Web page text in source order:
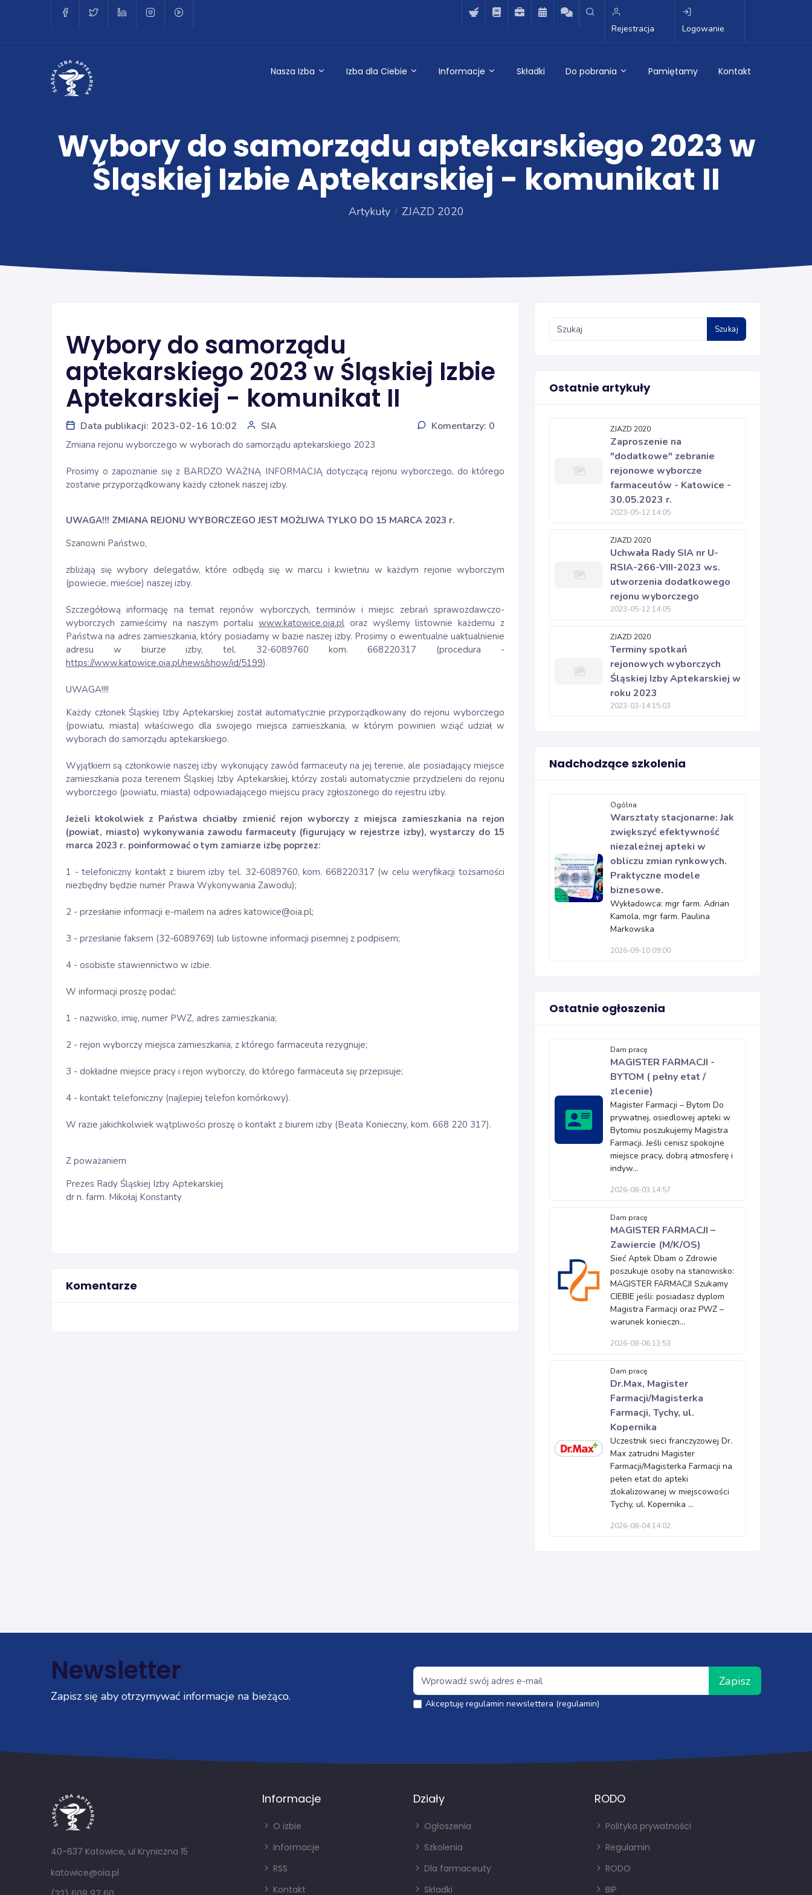
Rejestracja Logowanie
Nasza Izba Izba dla Ciebie Informacje Składki Do pobrania Pamiętamy Kontakt
Wybory do samorządu aptekarskiego 2023 w
Śląskiej Izbie Aptekarskiej - komunikat II
Artykuły ZJAZD 2020
Wybory do samorządu
aptekarskiego 2023 w Śląskiej Izbie
Aptekarskiej - komunikat II
Data publikacji: 2023-02-16 10:02 SIA Komentarzy: 0
Zmiana rejonu wyborczego w wyborach do samorządu aptekarskiego 2023
Prosimy o zapoznanie się z BARDZO WAŻNĄ INFORMACJĄ dotyczącą rejonu wyborczego, do którego
zostanie przyporządkowany każdy członek naszej izby.
UWAGA!!! ZMIANA REJONU WYBORCZEGO JEST MOŻLIWA TYLKO DO 15 MARCA 2023 r.
Szanowni Państwo,
zbliżają się wybory delegatów, które odbędą się w marcu i kwietniu w każdym rejonie wyborczym
(powiecie, mieście) naszej izby.
Szczegółową informację na temat rejonów wyborczych, terminów i miejsc zebrań sprawozdawczo-
wyborczych zamieścimy na naszym portalu www.katowice.oia.pl oraz wyślemy listownie każdemu z
Państwa na adres zamieszkania, który posiadamy w bazie naszej izby. Prosimy o ewentualne uaktualnienie
adresu w biurze izby, tel. 32-6089760 kom. 668220317 (procedura -
https://www.katowice.oia.pl/news/show/id/5199).
UWAGA!!!!
Każdy członek Śląskiej Izby Aptekarskiej został automatycznie przyporządkowany do rejonu wyborczego
(powiatu, miasta) właściwego dla swojego miejsca zamieszkania, w którym powinien wziąć udział w
wyborach do samorządu aptekarskiego.
Wyjątkiem są członkowie naszej izby wykonujący zawód farmaceuty na jej terenie, ale posiadający miejsce
zamieszkania poza terenem Śląskiej Izby Aptekarskiej, którzy zostali automatycznie przydzieleni do rejonu
wyborczego (powiatu, miasta) odpowiadającego miejscu pracy zgłoszonego do rejestru izby.
Jeżeli ktokolwiek z Państwa chciałby zmienić rejon wyborczy z miejsca zamieszkania na rejon
(powiat, miasto) wykonywania zawodu farmaceuty (figurujący w rejestrze izby), wystarczy do 15
marca 2023 r. poinformować o tym zamiarze izbę poprzez:
1 - telefoniczny kontakt z biurem izby tel. 32-6089760, kom. 668220317 (w celu weryfikacji tożsamości
niezbędny będzie numer Prawa Wykonywania Zawodu);
2 - przesłanie informacji e-mailem na adres katowice@oia.pl;
3 - przesłanie faksem (32-6089769) lub listowne informacji pisemnej z podpisem;
4 - osobiste stawiennictwo w izbie.
W informacji proszę podać:
1 - nazwisko, imię, numer PWZ, adres zamieszkania;
2 - rejon wyborczy miejsca zamieszkania, z którego farmaceuta rezygnuje;
3 - dokładne miejsce pracy i rejon wyborczy, do którego farmaceuta się przepisuje;
4 - kontakt telefoniczny (najlepiej telefon komórkowy).
W razie jakichkolwiek wątpliwości proszę o kontakt z biurem izby (Beata Konieczny, kom. 668 220 317).
Z poważaniem
Prezes Rady Śląskiej Izby Aptekarskiej
dr n. farm. Mikołaj Konstanty
Komentarze
Szukaj
Ostatnie artykuły
ZJAZD 2020
Zaproszenie na
"dodatkowe" zebranie
rejonowe wyborcze
farmaceutów - Katowice -
30.05.2023 r.
2023-05-12 14:05
ZJAZD 2020
Uchwała Rady SIA nr U-
RSIA-266-VIII-2023 ws.
utworzenia dodatkowego
rejonu wyborczego
2023-05-12 14:05
ZJAZD 2020
Terminy spotkań
rejonowych wyborczych
Śląskiej Izby Aptekarskiej w
roku 2023
2023-03-14 15:03
Nadchodzące szkolenia
Ogólna
Warsztaty stacjonarne: Jak
zwiększyć efektywność
niezależnej apteki w
obliczu zmian rynkowych.
Praktyczne modele
biznesowe.
Wykładowca: mgr farm. Adrian
Kamola, mgr farm. Paulina
Markowska
2026-09-10 09:00
Ostatnie ogłoszenia
Dam pracę
MAGISTER FARMACJI -
BYTOM ( pełny etat /
zlecenie)
Magister Farmacji – Bytom Do
prywatnej, osiedlowej apteki w
Bytomiu poszukujemy Magistra
Farmacji. Jeśli cenisz spokojne
miejsce pracy, dobrą atmosferę i
indyw...
2026-08-03 14:57
Dam pracę
MAGISTER FARMACJI –
Zawiercie (M/K/OS)
Sieć Aptek Dbam o Zdrowie
poszukuje osoby na stanowisko:
MAGISTER FARMACJI Szukamy
CIEBIE jeśli: posiadasz dyplom
Magistra Farmacji oraz PWZ –
warunek konieczn...
2026-08-06 13:53
Dam pracę
Dr.Max, Magister
Farmacji/Magisterka
Farmacji, Tychy, ul.
Kopernika
Uczestnik sieci franczyzowej Dr.
Max zatrudni Magister
Farmacji/Magisterka Farmacji na
pełen etat do apteki
zlokalizowanej w miejscowości
Tychy, ul. Kopernika ...
2026-08-04 14:02
Newsletter
Zapisz się aby otrzymywać informacje na bieżąco.
Zapisz
Akceptuję regulamin newslettera (regulamin)
40-637 Katowice, ul Kryniczna 15
katowice@oia.pl
Informacje
O izbie
Informacje
RSS
Kontakt
Działy
Ogłoszenia
Szkolenia
Dla farmaceuty
Składki
RODO
Polityka prywatności
Regulamin
RODO
BIP